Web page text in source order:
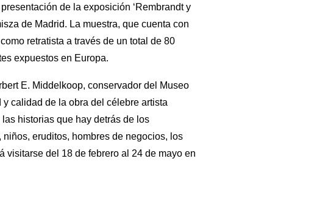
de la exposición ‘Rembrandt y
de Madrid. La muestra, que cuenta con
retratista a través de un total de 80
expuestos en Europa.
E. Middelkoop, conservador del Museo
calidad de la obra del célebre artista
historias que hay detrás de los
eruditos, hombres de negocios, los
visitarse del 18 de febrero al 24 de mayo en